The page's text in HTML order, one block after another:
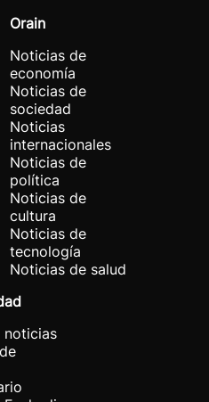
Orain
Noticias de
economía
Noticias de
sociedad
Noticias
internacionales
Noticias de
política
Noticias de
cultura
Noticias de
tecnología
Noticias de salud
noticias